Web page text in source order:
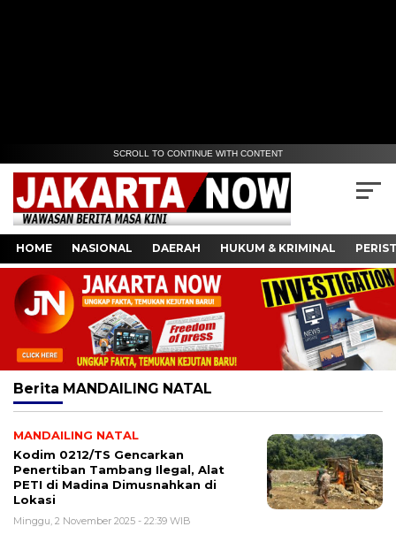
SCROLL TO CONTINUE WITH CONTENT
HOME NASIONAL DAERAH HUKUM & KRIMINAL
Berita MANDAILING NATAL
MANDAILING NATAL
Kodim 0212/TS Gencarkan
Penertiban Tambang Ilegal, Alat
PETI di Madina Dimusnahkan di
Lokasi
Minggu, 2 November 2025 - 22:39 WIB